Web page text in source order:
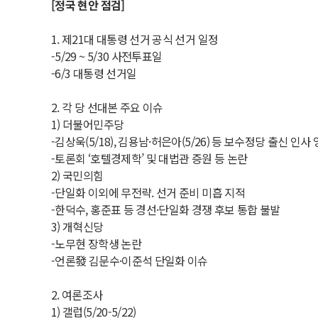
[정국 현안 점검]
1. 제21대 대통령 선거 공식 선거 일정
-5/29 ~ 5/30 사전투표일
-6/3 대통령 선거일
2. 각 당 선대본 주요 이슈
1) 더불어민주당
-김상욱(5/18), 김용남·허은아(5/26) 등 보수정당 출신 인사
-토론회 ‘호텔경제학’ 및 대법관 증원 등 논란
2) 국민의힘
-단일화 이외에 무전략. 선거 준비 미흡 지적
-한덕수, 홍준표 등 경선·단일화 경쟁 후보 통합 불발
3) 개혁신당
-노무현 장학생 논란
-언론發 김문수·이준석 단일화 이슈
2. 여론조사
1) 갤럽(5/20-5/22)